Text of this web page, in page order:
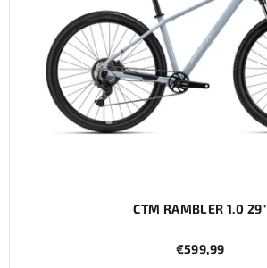
CTM RAMBLER 1.0 29"
€599,99